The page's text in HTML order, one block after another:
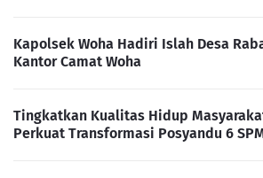
Kapolsek Woha Hadiri Islah Desa
Kantor Camat Woha
Tingkatkan Kualitas Hidup
Perkuat Transformasi Posyandu 6